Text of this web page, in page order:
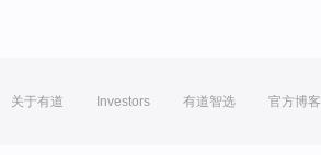
关于有道 Investors 有道智选 官方博客